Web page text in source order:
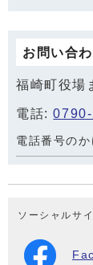
お問い合
福崎町役場
電話:
電話番号の
ソーシャルサ